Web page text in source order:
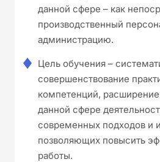
данной сфере – как
производственный
администрацию.
Цель обучения –
совершенствование
компетенций,
данной сфере
современных подходов и
позволяющих повысить
работы.